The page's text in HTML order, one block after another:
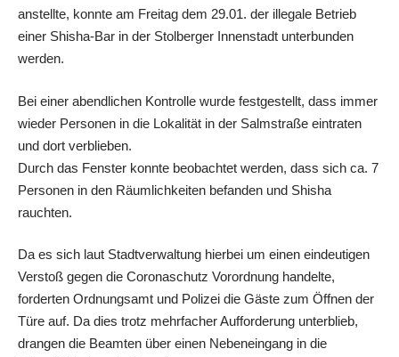
anstellte, konnte am Freitag dem 29.01. der illegale Betrieb
einer Shisha-Bar in der Stolberger Innenstadt unterbunden
werden.
Bei einer abendlichen Kontrolle wurde festgestellt, dass immer
wieder Personen in die Lokalität in der Salmstraße eintraten
und dort verblieben.
Durch das Fenster konnte beobachtet werden, dass sich ca. 7
Personen in den Räumlichkeiten befanden und Shisha
rauchten.
Da es sich laut Stadtverwaltung hierbei um einen eindeutigen
Verstoß gegen die Coronaschutz Vorordnung handelte,
forderten Ordnungsamt und Polizei die Gäste zum Öffnen der
Türe auf. Da dies trotz mehrfacher Aufforderung unterblieb,
drangen die Beamten über einen Nebeneingang in die